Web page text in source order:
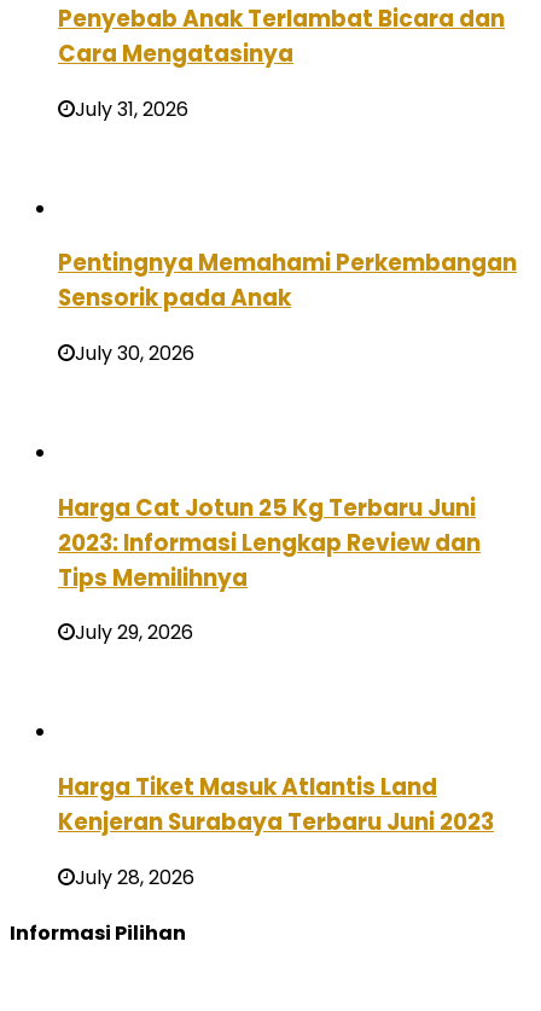
Penyebab Anak Terlambat Bicara dan
Cara Mengatasinya
July 31, 2026
Pentingnya Memahami Perkembangan
Sensorik pada Anak
July 30, 2026
Harga Cat Jotun 25 Kg Terbaru Juni
2023: Informasi Lengkap Review dan
Tips Memilihnya
July 29, 2026
Harga Tiket Masuk Atlantis Land
Kenjeran Surabaya Terbaru Juni 2023
July 28, 2026
Informasi Pilihan